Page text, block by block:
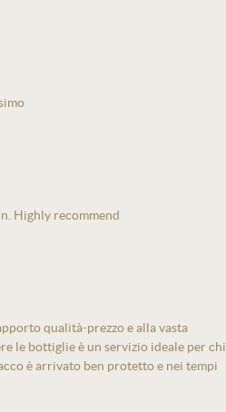
Highly recommend
qualità-prezzo e alla vasta
le bottiglie è un servizio ideale per chi
è arrivato ben protetto e nei tempi